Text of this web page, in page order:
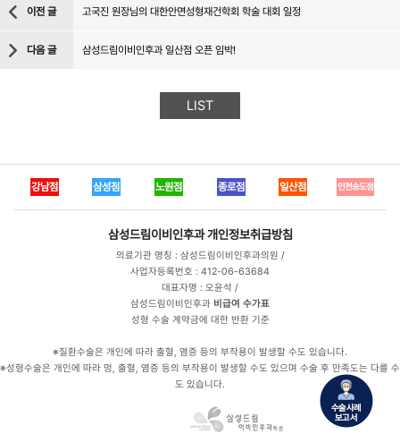
이전 글 고국진 원장님의 대한안면성형재건학회 학술 대회 일정
다음 글 삼성드림이비인후과 일산점 오픈 임박!
LIST
강남점 삼성점 노원점 종로점 일산점 인천송도점
삼성드림이비인후과 개인정보취급방침
의료기관 명칭 : 삼성드림이비인후과의원 /
사업자등록번호 : 412-06-63684
대표자명 : 오윤석 /
삼성드림이비인후과 비급여 수가표
성형 수술 계약금에 대한 반환 기준
※질환수술은 개인에 따라 출혈, 염증 등의 부작용이 발생할 수도 있습니다.
※성형수술은 개인에 따라 멍, 출혈, 염증 등의 부작용이 발생할 수도 있으며 수술 후 만족도는 다를 수
도 있습니다.